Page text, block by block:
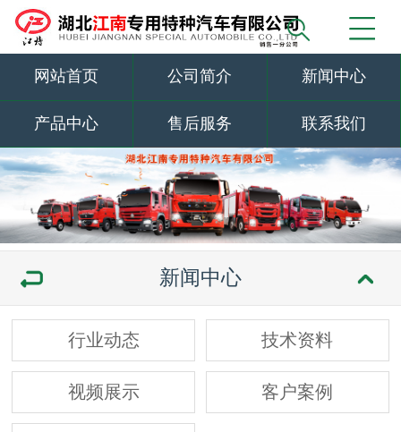
网站首页 公司简介 新闻中心
产品中心 售后服务 联系我们
新闻中心
行业动态 技术资料
视频展示 客户案例